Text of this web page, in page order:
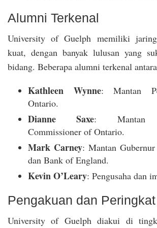
Alumni Terkenal
University of Guelph memiliki
kuat, dengan banyak lulusan yang
bidang. Beberapa alumni terkenal
Kathleen Wynne: Mantan
Ontario.
Dianne Saxe: Mantan
Commissioner of Ontario.
Mark Carney: Mantan
dan Bank of England.
Kevin O’Leary: Pengusaha dan
Pengakuan dan Peringkat
University of Guelph diakui di